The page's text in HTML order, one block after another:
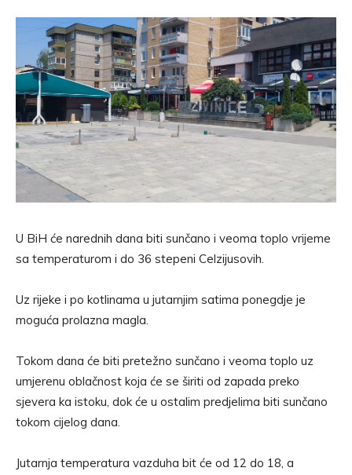
U BiH će narednih dana biti sunčano i veoma toplo vrijeme
sa temperaturom i do 36 stepeni Celzijusovih.
Uz rijeke i po kotlinama u jutarnjim satima ponegdje je
moguća prolazna magla.
Tokom dana će biti pretežno sunčano i veoma toplo uz
umjerenu oblačnost koja će se širiti od zapada preko
sjevera ka istoku, dok će u ostalim predjelima biti sunčano
tokom cijelog dana.
Jutarnja temperatura vazduha bit će od 12 do 18, a